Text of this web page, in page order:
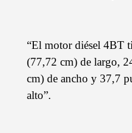
“El motor diésel 4BT
(77,72 cm) de largo,
cm) de ancho y 37,7
alto”.